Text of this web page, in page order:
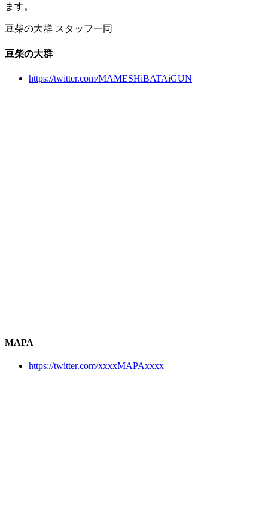
ます。
豆柴の大群 スタッフ一同
豆柴の大群
https://twitter.com/MAMESHiBATAiGUN
MAPA
https://twitter.com/xxxxMAPAxxxx